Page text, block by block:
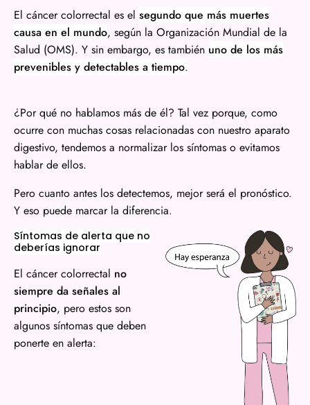
El cáncer colorrectal es el segundo que más muertes
causa en el mundo, según la Organización Mundial de la
Salud (OMS). Y sin embargo, es también uno de los más
prevenibles y detectables a tiempo.
¿Por qué no hablamos más de él? Tal vez porque, como
ocurre con muchas cosas relacionadas con nuestro aparato
digestivo, tendemos a normalizar los síntomas o evitamos
hablar de ellos.
Pero cuanto antes los detectemos, mejor será el pronóstico.
Y eso puede marcar la diferencia.
Síntomas de alerta que no
deberías ignorar
El cáncer colorrectal no
siempre da señales al
principio, pero estos son
algunos síntomas que deben
ponerte en alerta: